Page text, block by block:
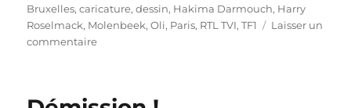
le
Bruxelles,caricature,dessin, Hakima Darmouch, Harry
Roselmack, Molenbeek,Oli, Paris, RTL TVI,TF1
Laisser un
commentairesur